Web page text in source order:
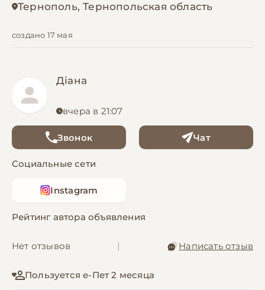
Тернополь, Тернопольская область
создано 17 мая
Діана
вчера в 21:07
Звонок Чат
Социальные сети
Instagram
Рейтинг автора объявления
Нет отзывов Написать отзыв
Пользуется е-Пет 2 месяца